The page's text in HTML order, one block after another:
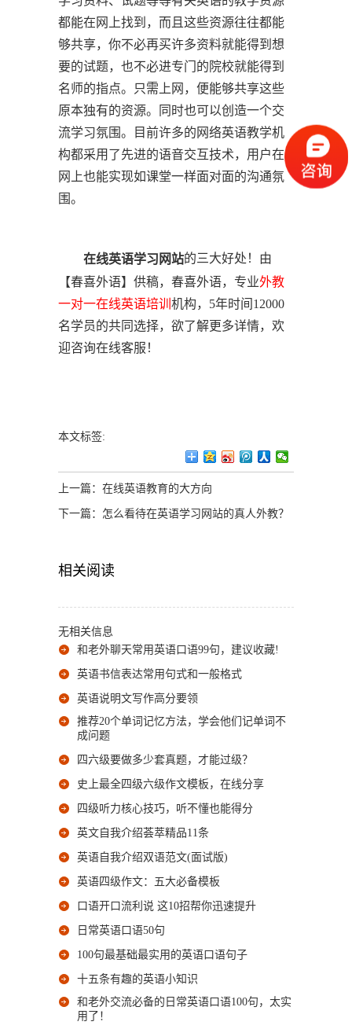
都能在网上找到，而且这些资源往往都能
够共享，你不必再买许多资料就能得到想
要的试题，也不必进专门的院校就能得到
名师的指点。只需上网，便能够共享这些
原本独有的资源。同时也可以创造一个交
流学习氛围。目前许多的网络英语教学机
构都采用了先进的语音交互技术，用户在
网上也能实现如课堂一样面对面的沟通氛
围。
在线英语学习网站的三大好处！由
【春喜外语】供稿，春喜外语，专业外教
一对一在线英语培训 机构，5年时间12000
名学员的共同选择，欲了解更多详情，欢
迎咨询在线客服！
本文标签:
上一篇： 在线英语教育的大方向
下一篇： 怎么看待在英语学习网站的真人外教？
相关阅读
无相关信息
和老外聊天常用英语口语99句，建议收藏!
英语书信表达常用句式和一般格式
英语说明文写作高分要领
推荐20个单词记忆方法，学会他们记单词不
成问题
四六级要做多少套真题，才能过级？
史上最全四级六级作文模板，在线分享
四级听力核心技巧，听不懂也能得分
英文自我介绍荟萃精品11条
英语自我介绍双语范文(面试版)
英语四级作文：五大必备模板
口语开口流利说 这10招帮你迅速提升
日常英语口语50句
100句最基础最实用的英语口语句子
十五条有趣的英语小知识
和老外交流必备的日常英语口语100句，太实
用了！